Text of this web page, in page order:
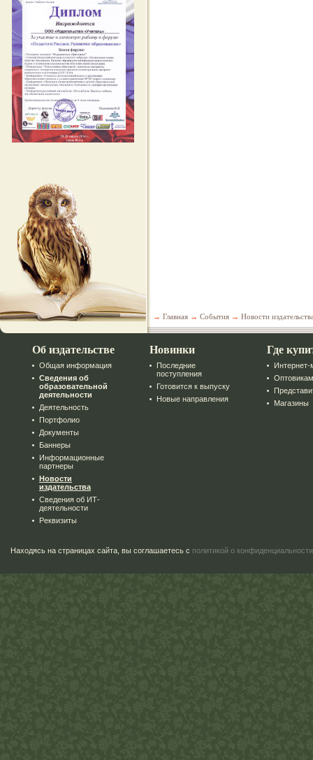
→ Главная → События → Новости
Об издательстве
Общая информация
Сведения об
образовательной
деятельности
Деятельность
Портфолио
Документы
Баннеры
Информационные
партнеры
Новости
издательства
Сведения об ИТ-
деятельности
Реквизиты
Новинки
Последние
поступления
Готовится к выпуску
Новые направления
Где
Интернет-
Оптовикам
Магазины
Находясь на страницах сайта, вы соглашаетесь с политикой о конфиденциальности